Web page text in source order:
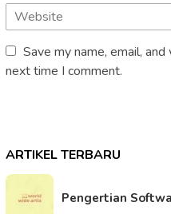
Save my name, email,
next time I comment.
ARTIKEL TERBARU
Pengertian